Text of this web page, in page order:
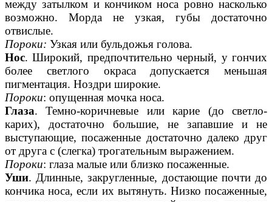
между затылком и кончиком носа ровно насколько
возможно. Морда не узкая, губы достаточно
отвислые.
Пороки: Узкая или бульдожья голова.
Нос. Широкий, предпочтительно черный, у гончих
более светлого окраса допускается меньшая
пигментация. Ноздри широкие.
Пороки: опущенная мочка носа.
Глаза. Темно-коричневые или карие (до светло-
карих), достаточно большие, не запавшие и не
выступающие, посаженные достаточно далеко друг
от друга с (слегка) трогательным выражением.
Пороки: глаза малые или близко посаженные.
Уши. Длинные, закругленные, достающие почти до
кончика носа, если их вытянуть. Низко посаженные,